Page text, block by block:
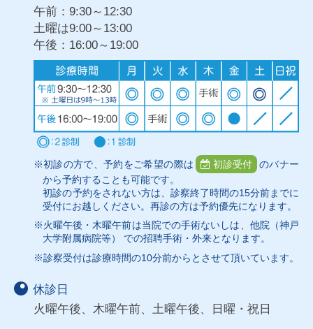
午前：9:30～12:30
土曜は9:00～13:00
午後：16:00～19:00
※初診の方で、予約をご希望の際は 初診受付
のバナー
から予約することも可能です。
初診の予約をされない方は、診察終了時間の15分前までに
受付にお越しください。再診の方は予約優先になります。
※火曜午後・木曜午前は当院での手術ないしは、他院（神戸
大学附属病院等） での招聘手術・外来となります。
※診察受付は診療時間の10分前からとさせて頂いています。
休診日
火曜午後、木曜午前、土曜午後、日曜・祝日